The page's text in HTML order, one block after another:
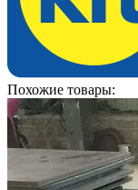
Похожие товары: